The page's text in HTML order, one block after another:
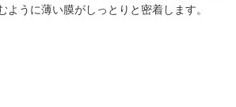
うに薄い膜がしっとりと密着します。